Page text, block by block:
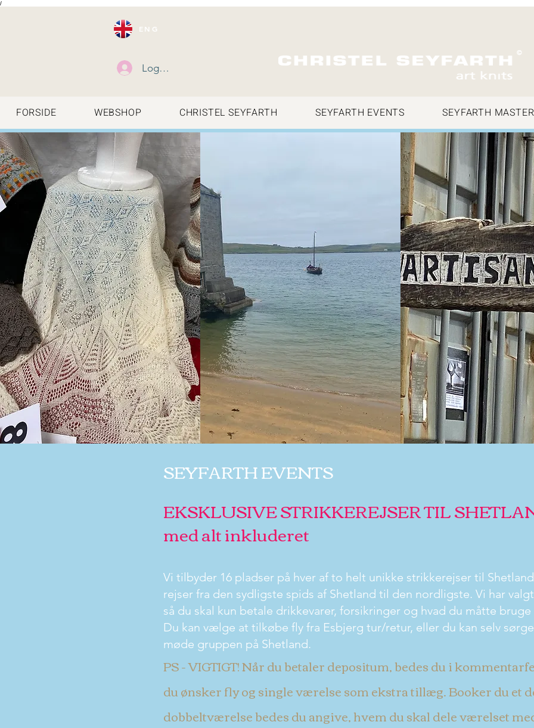
/
ENG
Log ind
FORSIDE WEBSHOP CHRISTEL SEYFARTH SEYFARTH EVENTS SEYFARTH
SEYFARTH EVENTS
EKSKLUSIVE STRIKKEREJSER TIL
med alt inkluderet
Vi tilbyder 16 pladser på hver af to helt unikke strikkerejser til
rejser fra den sydligste spids af Shetland til den nordligste. Vi har
så du skal kun betale drikkevarer, forsikringer og hvad du måtte
Du kan vælge at tilkøbe fly fra Esbjerg tur/retur, eller du kan selv
møde gruppen på Shetland.
PS - VIGTIGT! Når du betaler depositum, bedes du i
du ønsker fly og single værelse som ekstra tillæg. Booker du et
dobbeltværelse bedes du angive, hvem du skal dele værelset